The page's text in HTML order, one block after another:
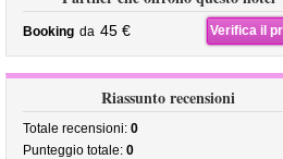
Booking da 45 € Verifica il
Riassunto recensioni
Totale recensioni: 0
Punteggio totale: 0